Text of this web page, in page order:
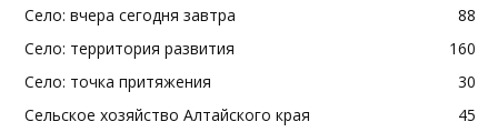
Село: вчера сегодня завтра
88
Село: территория развития
160
Село: точка притяжения
30
Сельское хозяйство Алтайского края
45